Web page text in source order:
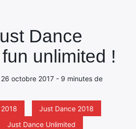
Dance
unlimited !
octobre 2017 - 9 minutes de
Just Dance 2018
Just Dance Unlimited